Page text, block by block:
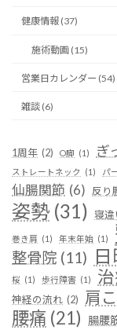
健康情報 (37)
施術動画 (15)
営業日カレンダー (54)
雑談 (6)
1周年 (2) O脚 (1) ぎ
ストレートネック
(1) パ
仙腸関節 (6) 反り
姿勢 (31) 寝違
巻き肩 (1) 年末年始 (1)
整骨院 (11)
桜 (1) 歩行障害 (1)
神経の流れ (2) 肩
腰痛 (21) 腸腰